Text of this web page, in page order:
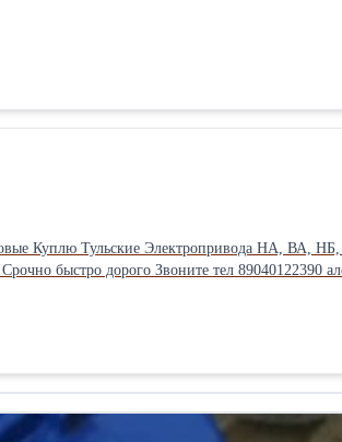
новые Куплю Тульские Электропривода НА,
быстро дорого Звоните тел 89040122390